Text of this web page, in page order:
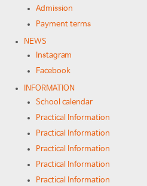
Admission
Payment terms
NEWS
Instagram
Facebook
INFORMATION
School calendar
Practical Information
Practical Information
Practical Information
Practical Information
Practical Information